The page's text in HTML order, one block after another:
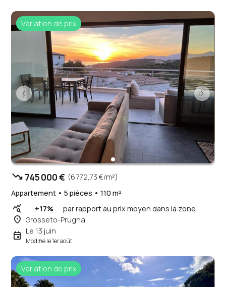
Variation de prix
trending_down 745 000 € (6 772,73 €/m²)
Appartement • 5 pièces • 110 m²
query_stats +17% par rapport au prix moyen dans la zone
place Grosseto-Prugna
event Le 13 juin
Modifié le 1er août
Variation de prix